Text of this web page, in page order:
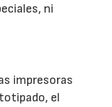
ni
impresoras
el